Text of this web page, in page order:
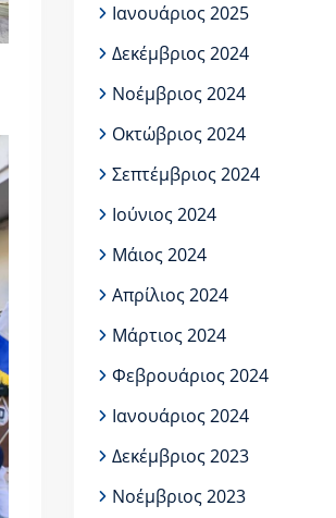
Ιανουάριος 2025
Δεκέμβριος 2024
Νοέμβριος 2024
Οκτώβριος 2024
Σεπτέμβριος 2024
Ιούνιος 2024
Μάιος 2024
Απρίλιος 2024
Μάρτιος 2024
Φεβρουάριος 2024
Ιανουάριος 2024
Δεκέμβριος 2023
Νοέμβριος 2023